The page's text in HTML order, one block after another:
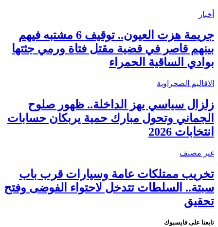
أخبار
جريمة هزت العيون.. توقيف 6 مشتبه فيهم
بينهم قاصر في قضية مقتل فتاة ورمي جثتها
بوادي الساقية الحمراء
الاقاليم الصحراوية
زلزال سياسي يهز الداخلة.. ظهور صلوح
الجماني وتحول مبارك حمية يربكان حسابات
انتخابات 2026
غير مصنف
تخريب ممتلكات عامة وسيارات قرب باب
سبتة.. السلطات تتدخل لاحتواء الفوضى وفتح
تحقيق
تابعنا على فايسبوك